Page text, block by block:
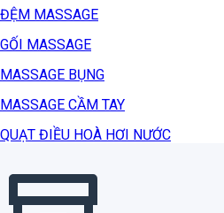
ĐỆM MASSAGE
GỐI MASSAGE
MASSAGE BỤNG
MASSAGE CẦM TAY
QUẠT ĐIỀU HOÀ HƠI NƯỚC